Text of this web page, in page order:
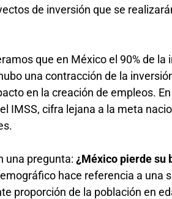
de inversión que se
que en México el 90% de la
una contracción de la
en la creación de empleos.
IMSS, cifra lejana a la meta
una pregunta:¿México pierde su
hace referencia a una
proporción de la población en